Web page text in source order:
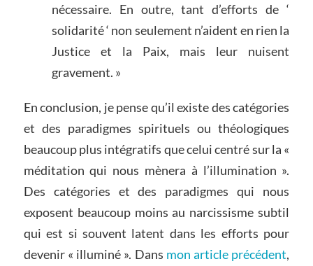
nécessaire. En outre, tant d’efforts de ‘
solidarité ‘ non seulement n’aident en rien la
Justice et la Paix, mais leur nuisent
gravement. »
En conclusion, je pense qu’il existe des catégories
et des paradigmes spirituels ou théologiques
beaucoup plus intégratifs que celui centré sur la «
méditation qui nous mènera à l’illumination ».
Des catégories et des paradigmes qui nous
exposent beaucoup moins au narcissisme subtil
qui est si souvent latent dans les efforts pour
devenir « illuminé ». Dans mon article précédent,